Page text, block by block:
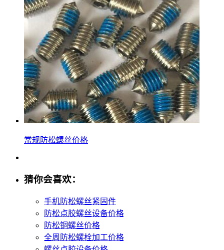
常规防松螺丝价格
猜你会喜欢：
手机防松螺丝紧固件
防松点胶螺丝设备价格
防松铜螺丝价格
全周防松螺栓加工价格